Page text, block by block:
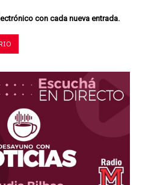
con cada nueva entrada.